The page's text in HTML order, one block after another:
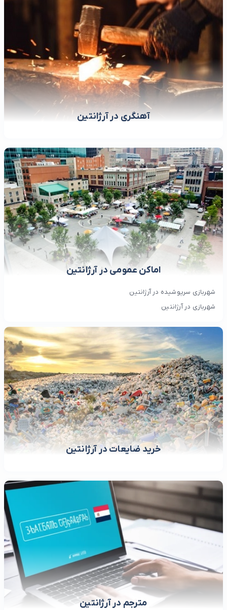
آهنگری در آرژانتین
اماکن عمومی در آرژانتین
شهربازی سرپوشیده در آرژانتین
شهربازی در آرژانتین
خرید ضایعات در آرژانتین
مترجم در آرژانتین